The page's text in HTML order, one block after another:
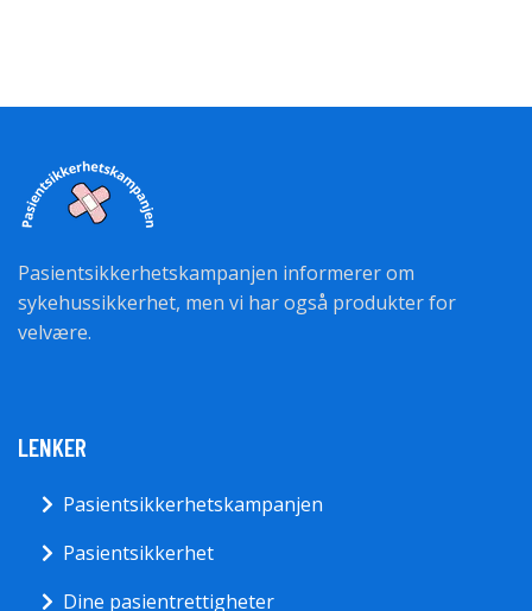
Pasientsikkerhetskampanjen informerer om
sykehussikkerhet, men vi har også produkter for
velvære.
LENKER
Pasientsikkerhetskampanjen
Pasientsikkerhet
Dine pasientrettigheter